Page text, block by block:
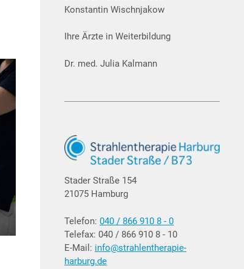
Konstantin Wischnjakow
Ihre Ärzte in Weiterbildung
Dr. med. Julia Kalmann
Stader Straße 154
21075 Hamburg
Telefon: 040 / 866 910 8 - 0
Telefax: 040 / 866 910 8 - 10
E-Mail: info@strahlentherapie-
harburg.de